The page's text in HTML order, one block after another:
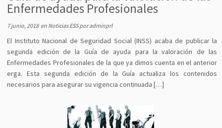
Enfermedades Profesionales
7 junio, 2018en Noticias ESSporadminprl
El Instituto Nacional de Seguridad Social (INSS) acaba de publicar la
segunda edición de la Guía de ayuda para la valoración de las
Enfermedades Profesionales de la que ya dimos cuenta en el anterior
erga. Esta segunda edición de la Guía actualiza los contenidos
necesarios para asegurar su vigencia continuada […]